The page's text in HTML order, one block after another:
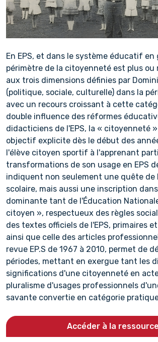
En EPS, et dans le système éducatif en
périmètre de la citoyenneté est plus ou
aux trois dimensions définies par
(politique, sociale, culturelle) dans la
avec un recours croissant à cette
double influence des réformes
didacticiens de l'EPS, la « citoyenneté
objectif explicite dès le début des
l'élève citoyen sportif à l'apprenant
transformations de son usage en EPS
indiquent non seulement une quête
scolaire, mais aussi une inscription
dominante tant de l'Éducation
citoyen », respectueux des règles
des textes officiels de l'EPS, primaires
ainsi que celle des articles
revue EP.S de 1967 à 2010, permet de
périodes, mettant en exergue tant les
significations d'une citoyenneté en
pluralisme d'usages professionnels
savante convertie en catégorie
Accéder à la ressource